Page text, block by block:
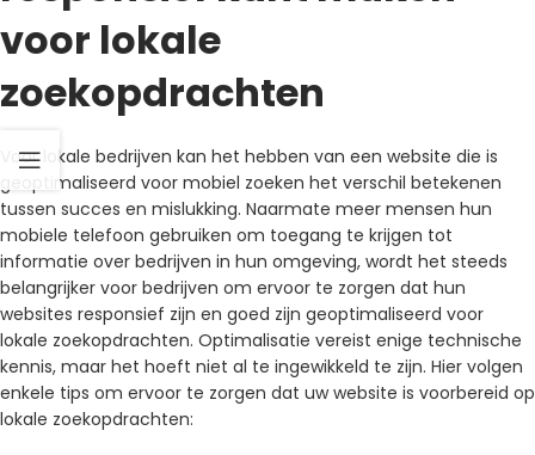
voor lokale
zoekopdrachten
Voor lokale bedrijven kan het hebben van een website die is
geoptimaliseerd voor mobiel zoeken het verschil betekenen
tussen succes en mislukking. Naarmate meer mensen hun
mobiele telefoon gebruiken om toegang te krijgen tot
informatie over bedrijven in hun omgeving, wordt het steeds
belangrijker voor bedrijven om ervoor te zorgen dat hun
websites responsief zijn en goed zijn geoptimaliseerd voor
lokale zoekopdrachten. Optimalisatie vereist enige technische
kennis, maar het hoeft niet al te ingewikkeld te zijn. Hier volgen
enkele tips om ervoor te zorgen dat uw website is voorbereid op
lokale zoekopdrachten: